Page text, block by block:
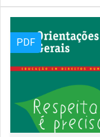
PDF